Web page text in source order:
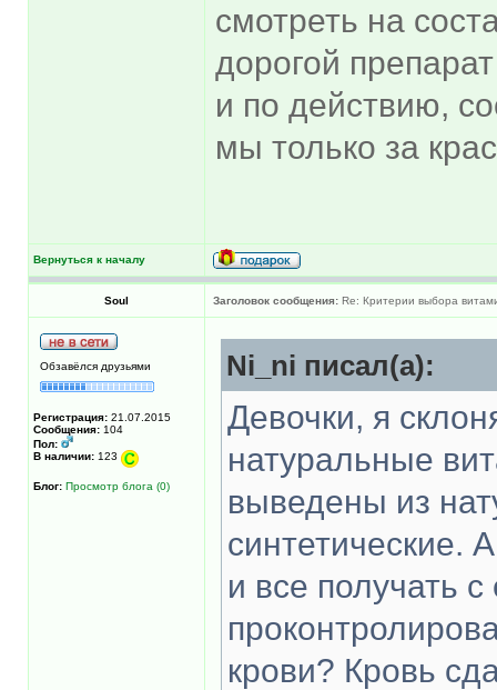
смотреть на
дорогой
и по действию,
мы только за
Вернуться к началу
Soul Заголовок сообщения: Re: Критерии выбора
Обзавёлся друзьями
Регистрация: 21.07.2015
Сообщения: 104
Пол:
В наличии: 123
Блог: Просмотр блога (0)
Ni_ni писал(а):
Девочки, я
натуральные
выведены из
синтетические.
и все получать
крови? Кровь